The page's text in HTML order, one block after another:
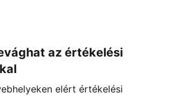
az értékelési
elért értékelési